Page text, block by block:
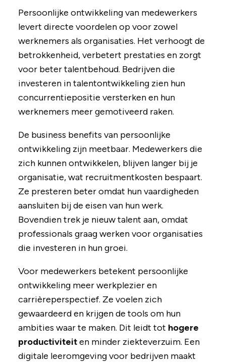
Persoonlijke ontwikkeling van medewerkers
levert directe voordelen op voor zowel
werknemers als organisaties. Het verhoogt de
betrokkenheid, verbetert prestaties en zorgt
voor beter talentbehoud. Bedrijven die
investeren in talentontwikkeling zien hun
concurrentiepositie versterken en hun
werknemers meer gemotiveerd raken.
De business benefits van persoonlijke
ontwikkeling zijn meetbaar. Medewerkers die
zich kunnen ontwikkelen, blijven langer bij je
organisatie, wat recruitmentkosten bespaart.
Ze presteren beter omdat hun vaardigheden
aansluiten bij de eisen van hun werk.
Bovendien trek je nieuw talent aan, omdat
professionals graag werken voor organisaties
die investeren in hun groei.
Voor medewerkers betekent persoonlijke
ontwikkeling meer werkplezier en
carrièreperspectief. Ze voelen zich
gewaardeerd en krijgen de tools om hun
ambities waar te maken. Dit leidt tot hogere
productiviteiten minder ziekteverzuim. Een
digitale leeromgeving voor bedrijven maakt